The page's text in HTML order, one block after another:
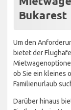
Bukarest
Um den
bietet der
ob Sie ein kleines
Familienurlaub
Darüber hinaus